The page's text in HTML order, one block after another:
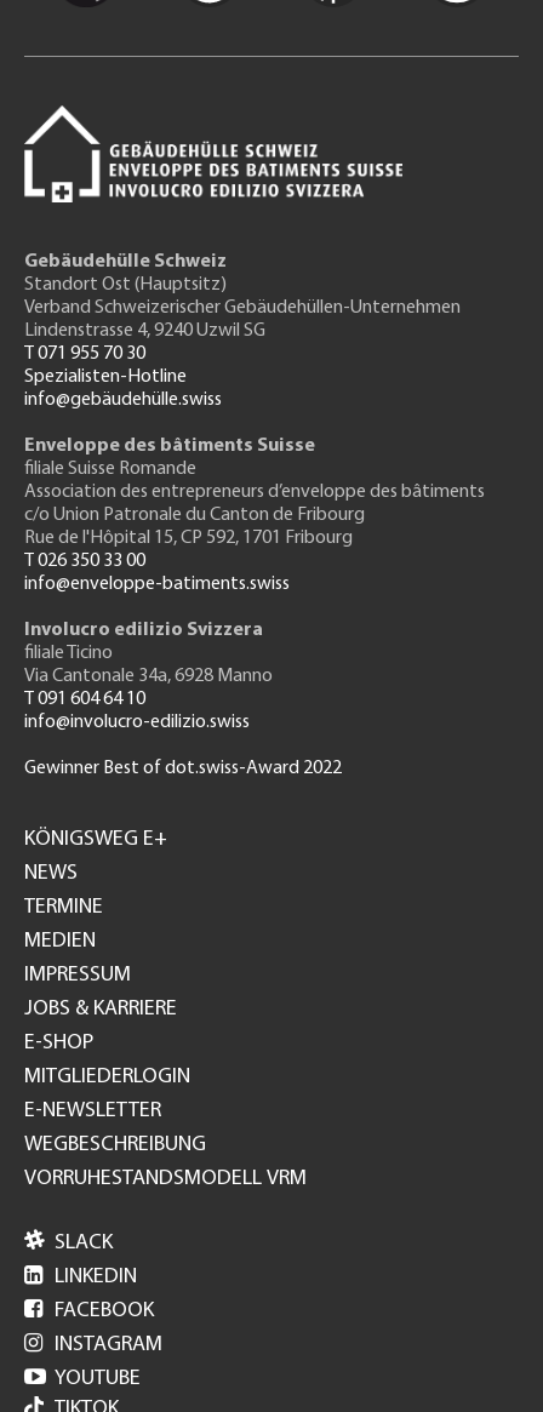
Gebäudehülle Schweiz
Standort Ost (Hauptsitz)
Verband Schweizerischer Gebäudehüllen-Unternehmen
Lindenstrasse 4, 9240 Uzwil SG
T 071 955 70 30
Spezialisten-Hotline
info@gebäudehülle.swiss
Enveloppe des bâtiments Suisse
filiale Suisse Romande
Association des entrepreneurs d’enveloppe des bâtiments
c/o Union Patronale du Canton de Fribourg
Rue de l'Hôpital 15, CP 592, 1701 Fribourg
T 026 350 33 00
info@enveloppe-batiments.swiss
Involucro edilizio Svizzera
filiale Ticino
Via Cantonale 34a, 6928 Manno
T 091 604 64 10
info@involucro-edilizio.swiss
Gewinner Best of dot.swiss-Award 2022
GH
KÖNIGSWEG E+
NEWS
TERMINE
MEDIEN
IMPRESSUM
JOBS & KARRIERE
E-SHOP
MITGLIEDERLOGIN
E-NEWSLETTER
WEGBESCHREIBUNG
VORRUHESTANDSMODELL VRM
 SLACK
 LINKEDIN
 FACEBOOK
 INSTAGRAM
 YOUTUBE